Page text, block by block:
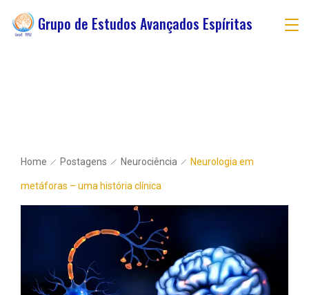
Grupo de Estudos Avançados Espíritas
Home Postagens Neurociência Neurologia em
metáforas – uma história clínica